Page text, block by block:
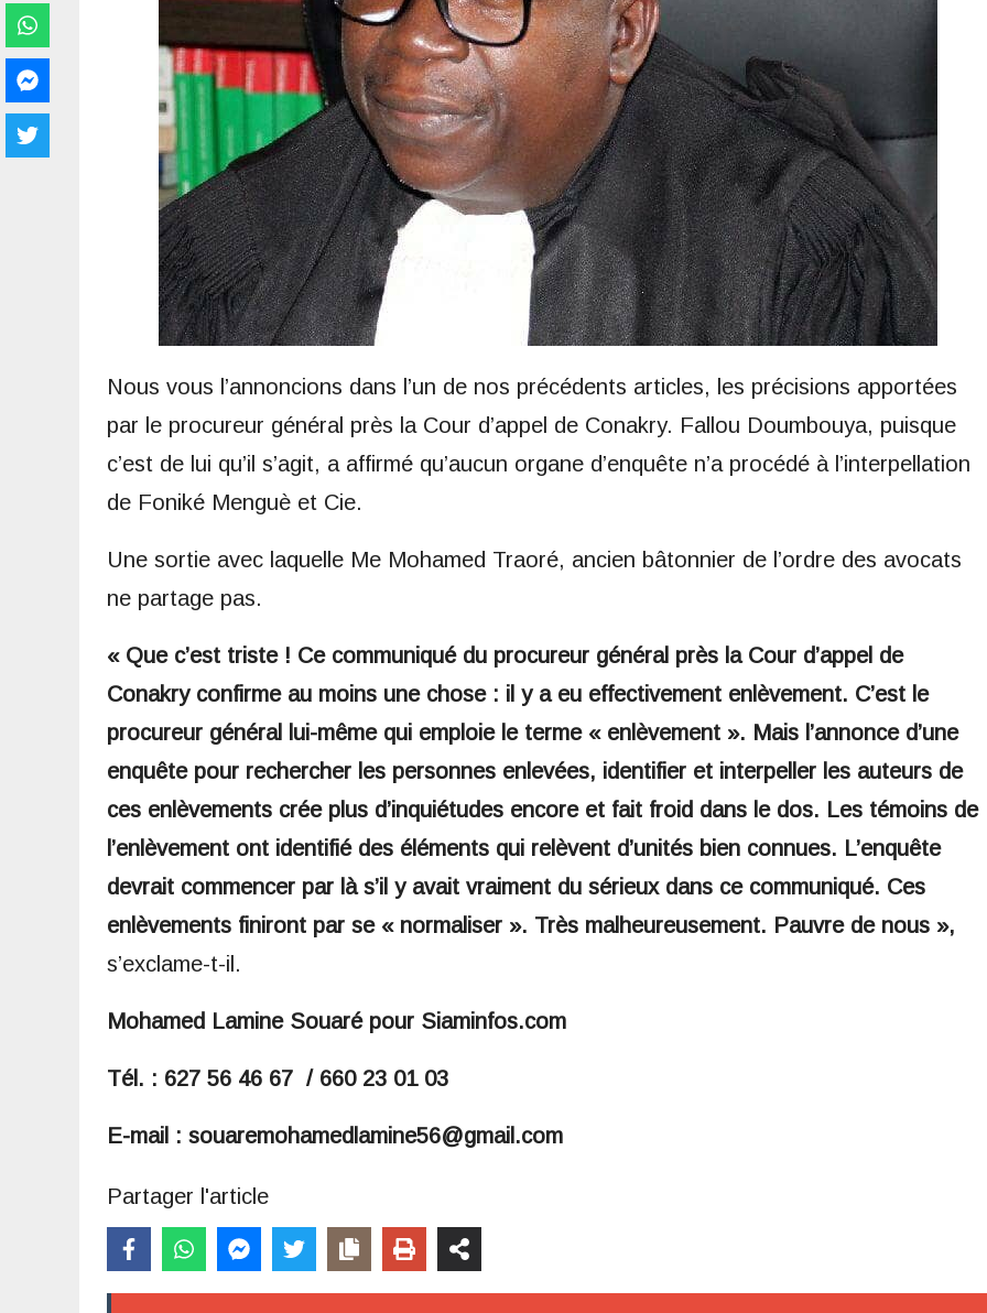
Nous vous l’annoncions dans l’un de nos précédents articles, les précisions apportées
par le procureur général près la Cour d’appel de Conakry. Fallou Doumbouya, puisque
c’est de lui qu’il s’agit, a affirmé qu’aucun organe d’enquête n’a procédé à l’interpellation
de Foniké Menguè et Cie.
Une sortie avec laquelle Me Mohamed Traoré, ancien bâtonnier de l’ordre des avocats
ne partage pas.
« Que c’est triste ! Ce communiqué du procureur général près la Cour d’appel de
Conakry confirme au moins une chose : il y a eu effectivement enlèvement. C’est le
procureur général lui-même qui emploie le terme « enlèvement ». Mais l’annonce d’une
enquête pour rechercher les personnes enlevées, identifier et interpeller les auteurs de
ces enlèvements crée plus d’inquiétudes encore et fait froid dans le dos. Les témoins de
l’enlèvement ont identifié des éléments qui relèvent d’unités bien connues. L’enquête
devrait commencer par là s’il y avait vraiment du sérieux dans ce communiqué. Ces
enlèvements finiront par se « normaliser ». Très malheureusement. Pauvre de nous »,
s’exclame-t-il.
Mohamed Lamine Souaré pour Siaminfos.com
Tél. : 627 56 46 67 / 660 23 01 03
E-mail : souaremohamedlamine56@gmail.com
Partager l'article